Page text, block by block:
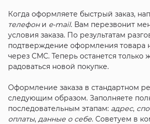
Когда оформляете быстрый заказ,
телефони e-mail. Вам перезвонит
условия заказа. По результатам
подтверждение оформления товара
через СМС. Теперь останется только
радоваться новой покупке.
Оформление заказа в стандартном
следующим образом. Заполняете
последовательным этапам: адрес,
оплаты, данные о себе. Советуем в